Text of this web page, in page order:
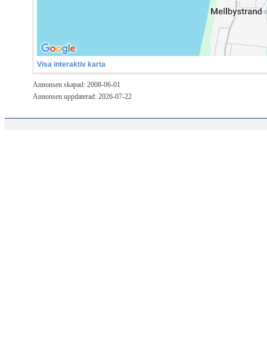
Visa interaktiv karta
Annonsen skapad: 2008-06-01
Annonsen uppdaterad: 2026-07-22